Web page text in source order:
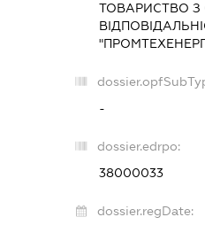
ТОВАРИСТВО
-
dossier.edrpo:
38000033
dossier.regDate: